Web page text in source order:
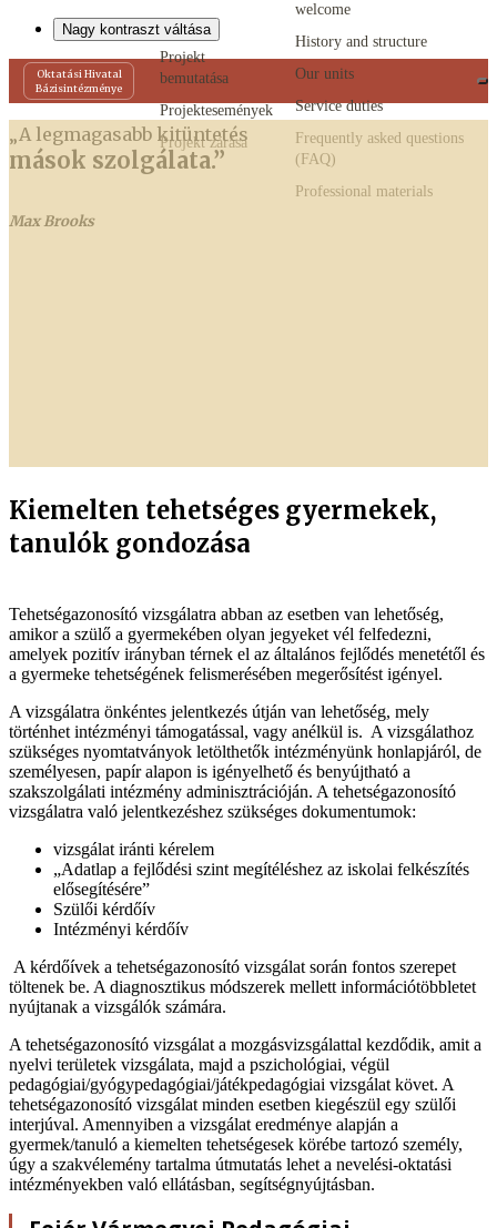
Nagy kontraszt váltása
Oktatási Hivatal
Bázisintézménye
Projekt
bemutatása
Projektesemények
Projekt zárása
welcome
History and structure
Our units
Service duties
Frequently asked questions
(FAQ)
Professional materials
„A legmagasabb kitüntetés
mások szolgálata.”
Max Brooks
Kiemelten tehetséges gyermekek,
tanulók gondozása
Tehetségazonosító vizsgálatra abban az esetben van lehetőség,
amikor a szülő a gyermekében olyan jegyeket vél felfedezni,
amelyek pozitív irányban térnek el az általános fejlődés menetétől és
a gyermeke tehetségének felismerésében megerősítést igényel.
A vizsgálatra önkéntes jelentkezés útján van lehetőség, mely
történhet intézményi támogatással, vagy anélkül is. A vizsgálathoz
szükséges nyomtatványok letölthetők intézményünk honlapjáról, de
személyesen, papír alapon is igényelhető és benyújtható a
szakszolgálati intézmény adminisztrációján. A tehetségazonosító
vizsgálatra való jelentkezéshez szükséges dokumentumok:
vizsgálat iránti kérelem
„Adatlap a fejlődési szint megítéléshez az iskolai felkészítés
elősegítésére”
Szülői kérdőív
Intézményi kérdőív
A kérdőívek a tehetségazonosító vizsgálat során fontos szerepet
töltenek be. A diagnosztikus módszerek mellett információtöbbletet
nyújtanak a vizsgálók számára.
A tehetségazonosító vizsgálat a mozgásvizsgálattal kezdődik, amit a
nyelvi területek vizsgálata, majd a pszichológiai, végül
pedagógiai/gyógypedagógiai/játékpedagógiai vizsgálat követ. A
tehetségazonosító vizsgálat minden esetben kiegészül egy szülői
interjúval. Amennyiben a vizsgálat eredménye alapján a
gyermek/tanuló a kiemelten tehetségesek körébe tartozó személy,
úgy a szakvélemény tartalma útmutatás lehet a nevelési-oktatási
intézményekben való ellátásban, segítségnyújtásban.